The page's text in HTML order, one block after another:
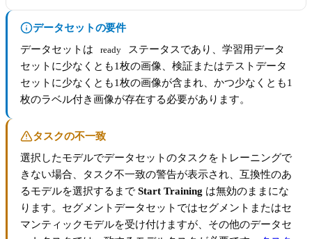
データセットの要件
データセットは
ready
ステータスであり、学習用データ
セットに少なくとも1枚の画像、検証またはテストデータ
セットに少なくとも1枚の画像が含まれ、かつ少なくとも1
枚のラベル付き画像が存在する必要があります。
タスクの不一致
選択したモデルでデータセットのタスクをトレーニングで
きない場合、タスク不一致の警告が表示され、互換性のあ
るモデルを選択するまで Start Training は無効のままにな
ります。セグメントデータセットではセグメントまたはセ
マンティックモデルを受け付けますが、その他のデータセ